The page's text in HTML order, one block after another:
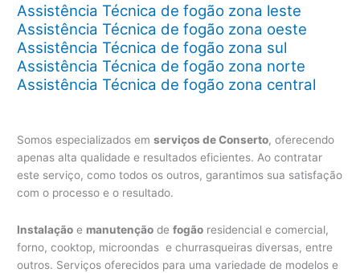
Assistência Técnica de fogão zona leste
Assistência Técnica de fogão zona oeste
Assistência Técnica de fogão zona sul
Assistência Técnica de fogão zona norte
Assistência Técnica de fogão zona central
Somos especializados emserviços de Conserto, oferecendo
apenas alta qualidade e resultados eficientes. Ao contratar
este serviço, como todos os outros, garantimos sua satisfação
com o processo e o resultado.
Instalação e manutenção defogão residencial e comercial,
forno, cooktop, microondas e churrasqueiras diversas, entre
outros. Serviços oferecidos para uma variedade de modelos e